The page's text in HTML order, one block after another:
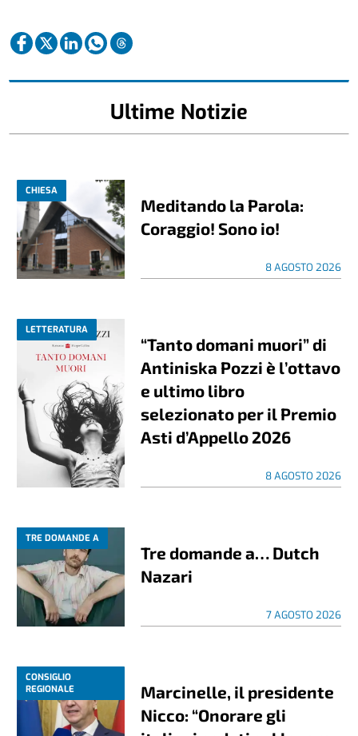
Ultime Notizie
CHIESA
Meditando la Parola:
Coraggio! Sono io!
8 AGOSTO 2026
LETTERATURA
“Tanto domani muori” di
Antiniska Pozzi è l’ottavo
e ultimo libro
selezionato per il Premio
Asti d’Appello 2026
8 AGOSTO 2026
TRE DOMANDE A
Tre domande a… Dutch
Nazari
7 AGOSTO 2026
CONSIGLIO
REGIONALE
Marcinelle, il presidente
Nicco: “Onorare gli